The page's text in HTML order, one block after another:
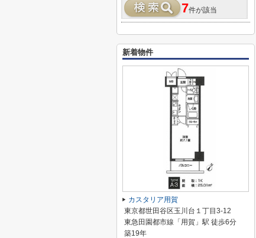
7件が該当
新着物件
カスタリア用賀
東京都世田谷区玉川台１丁目3-12
東急田園都市線「用賀」駅 徒歩6分
築19年